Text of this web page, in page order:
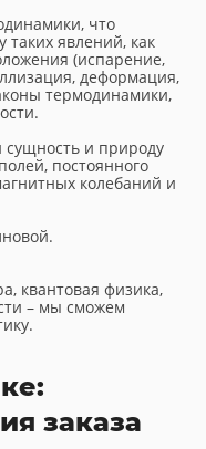
явлений, как
(испарение,
колебаний и
квантовая физика,
– мы сможем
заказа